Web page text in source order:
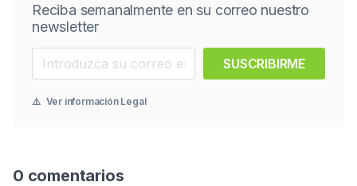
Reciba semanalmente en su correo nuestro
newsletter
SUSCRIBIRME
⚠️ Ver información Legal
0 comentarios